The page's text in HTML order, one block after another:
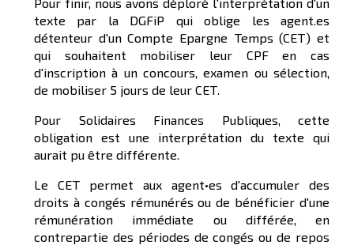
texte par la DGFiP qui oblige les agent.es
détenteur d'un Compte Epargne Temps (CET) et
qui souhaitent mobiliser leur CPF en cas
d'inscription à un concours, examen ou sélection,
de mobiliser 5 jours de leur CET.
Pour Solidaires Finances Publiques, cette
obligation est une interprétation du texte qui
aurait pu être différente.
Le CET permet aux agent•es d'accumuler des
droits à congés rémunérés ou de bénéficier d'une
rémunération immédiate ou différée, en
contrepartie des périodes de congés ou de repos